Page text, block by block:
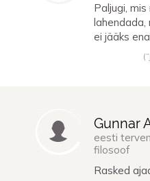
Paljugi,
lahendada,
ei jääks
Gunnar
eesti
filosoof
Rasked